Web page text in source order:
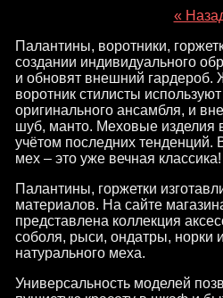
«
Палантины, воротники,
создании индивидуального
и обновят внешний гардероб.
воротник стилисты
оригинального ансамбля, и
шуб, манто. Меховые изделия
учётом последних тенденций.
мех – это уже вечная классика!
Палантины, горжетки
материалов. На сайте
представлена коллекция
соболя, рыси, ондатры, норки
натурального меха.
Универсальность моделей